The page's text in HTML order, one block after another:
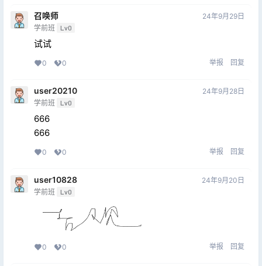
召唤师
学前班 Lv0
24年9月29日
试试
0 0 举报 回复
user20210
学前班 Lv0
24年9月28日
666
666
0 0 举报 回复
user10828
学前班 Lv0
24年9月20日
0 0 举报 回复